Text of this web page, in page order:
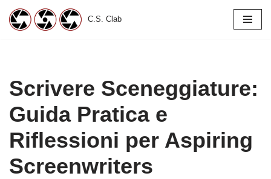
Vai
C.S. Clab
Scrivere Sceneggiature:
Guida Pratica e
Riflessioni per Aspiring
Screenwriters